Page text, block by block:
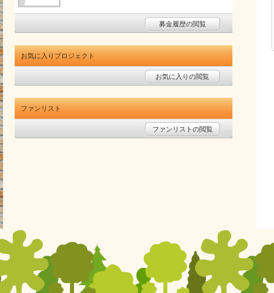
募金履歴の閲覧
お気に入りプロジェクト
お気に入りの閲覧
ファンリスト
ファンリストの閲覧